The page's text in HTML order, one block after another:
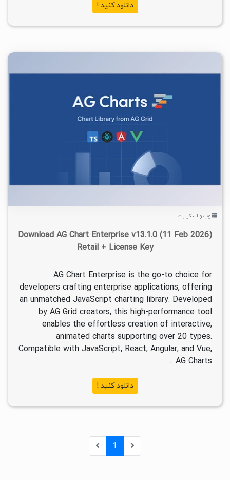
دانلود کنید !
۱۴۰۴/۱۱/۲۵
وب و اسکریپت
Download AG Chart Enterprise v13.1.0 (11 Feb 2026)
Retail + License Key
AG Chart Enterprise is the go-to choice for
developers crafting enterprise applications, offering
an unmatched JavaScript charting library. Developed
by AG Grid creators, this high-performance tool
enables the effortless creation of interactive,
animated charts supporting over 20 types.
Compatible with JavaScript, React, Angular, and Vue,
AG Charts ...
دانلود کنید !
1